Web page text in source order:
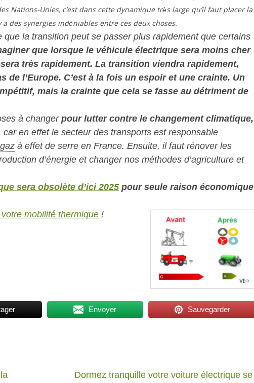
Nations-Unies, c’est dans cette dynamique très large qu’il faut placer la
des synergies indéniables entre ces deux choses.
la transition peut se passer plus rapidement que certains
que lorsque le véhicule électrique sera moins cher
très rapidement. La transition viendra rapidement,
de l’Europe. C’est à la fois un espoir et une crainte. Un
mais la crainte que cela se fasse au détriment de
à changerpour lutter contre le changement climatique,
car en effet le secteur des transports est responsable
gaz à effet de serre en France. Ensuite, il faut rénover les
d’énergie et changer nos méthodes d’agriculture et
sera obsolète d’ici 2025pour seule raison économique
mobilité thermique !
Envoyer Sauvegarder
Dormez tranquille votre voiture électrique se